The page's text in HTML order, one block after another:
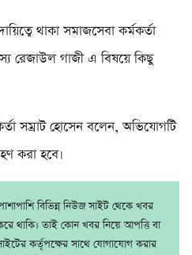
থাকা সমাজসেবা কর্মকর্তা
রেজাউল গাজী এ বিষয়ে কিছু
সম্রাট হোসেন বলেন, অভিযোগটি
করা হবে।
বিভিন্ন নিউজ সাইট থেকে খবর
থাকি। তাই কোন খবর নিয়ে আপত্তি বা
কর্তৃপক্ষের সাথে যোগাযোগ করার